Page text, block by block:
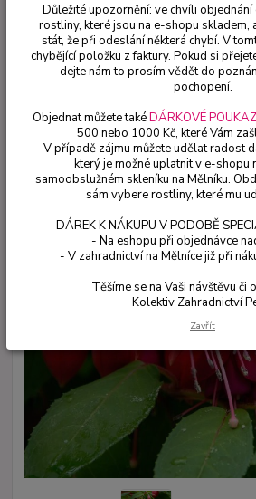
Fuchsie Adolf Kräger Fuchsie
Adolf Kräger
Důležité upozornění: ve chvíli objednání
rostliny, které jsou na e-shopu skladem,
stát, že při odeslání některá chybí. V
chybějící položku z faktury. Pokud si
dejte nám to prosím vědět do
pochopení.
Objednat můžete takéDÁRKOVÉ
500 nebo 1000 Kč, které Vám
V případě zájmu můžete udělat radost
který je možné uplatnit v e-shopu
samoobslužném skleníku na Mělníku.
sám vybere rostliny, které mu
DÁREK K NÁKUPU V PODOBĚ
- Na eshopu při objednávce
- V zahradnictví na Mělníce již při
Těšíme se na Vaši návštěvu či
Kolektiv Zahradnictví
Zavřít